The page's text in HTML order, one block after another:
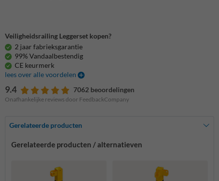
Veiligheidsrailing Leggerset kopen?
2 jaar fabrieksgarantie
99% Vandaalbestendig
CE keurmerk
lees over alle voordelen
9.4 7062 beoordelingen
Onafhankelijke reviews door FeedbackCompany
Gerelateerde producten
Gerelateerde producten / alternatieven